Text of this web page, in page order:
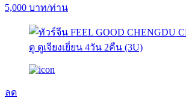
5,000 บาท/ท่าน
ลด